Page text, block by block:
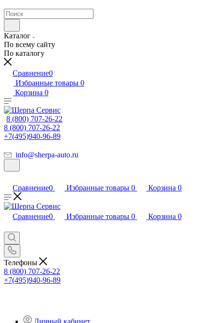
Каталог
По всему сайту
По каталогу
Сравнение0
Избранные товары 0
Корзина 0
8 (800) 707-26-22
8 (800) 707-26-22
+7(495)940-96-89
info@sherpa-auto.ru
Сравнение0 Избранные товары 0 Корзина 0
Сравнение0 Избранные товары 0 Корзина 0
Телефоны
8 (800) 707-26-22
+7(495)940-96-89
Личный кабинет